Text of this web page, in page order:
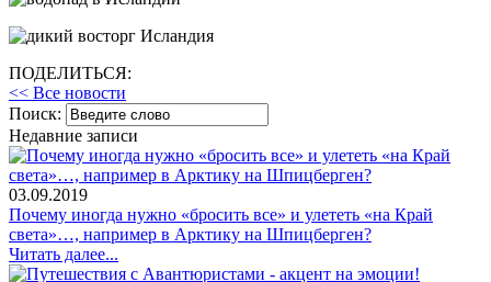
ПОДЕЛИТЬСЯ:
<< Все новости
Поиск:
Недавние записи
03.09.2019
Почему иногда нужно «бросить все» и улететь «на Край
света»…, например в Арктику на Шпицберген?
Читать далее...